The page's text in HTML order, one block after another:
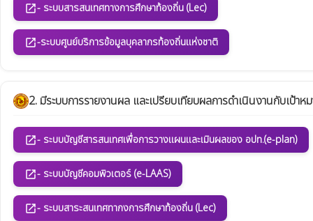
open_in_new- ระบบสารสนเทศทางการศึกษาท้องถิ่น (Lec)
open_in_new-ระบบศูนย์บริการข้อมูลบุคลากรท้องถิ่นแห่งชาติ
2. มีระบบการรายงานผล และเปรียบเทียบผลการดำเนินงานกับเป้าห
open_in_new- ระบบบัญชีสารสนเทศเพื่อการวางแผนและเมินผลของ อปท.(e-plan)
open_in_new- ระบบบัญชีคอมพิวเตอร์ (e-LAAS)
open_in_new- ระบบสาระสนเทศทากงการศึกษาท้องถิ่น (Lec)